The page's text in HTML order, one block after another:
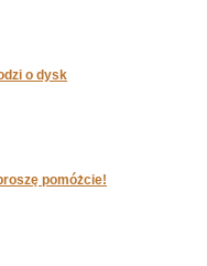
o dysk
pomóżcie!